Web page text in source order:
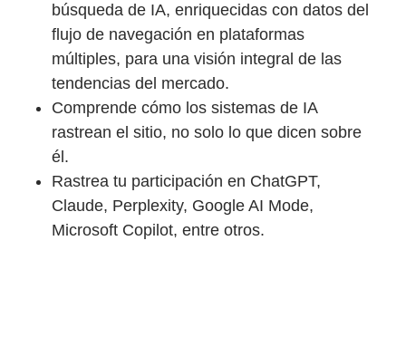
búsqueda de IA, enriquecidas con datos del
flujo de navegación en plataformas
múltiples, para una visión integral de las
tendencias del mercado.
Comprende cómo los sistemas de IA
rastrean el sitio, no solo lo que dicen sobre
él.
Rastrea tu participación en ChatGPT,
Claude, Perplexity, Google AI Mode,
Microsoft Copilot, entre otros.